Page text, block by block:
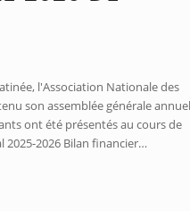
l'Association Nationale des
son assemblée générale
ont été présentés au cours de
2025-2026 Bilan financier…